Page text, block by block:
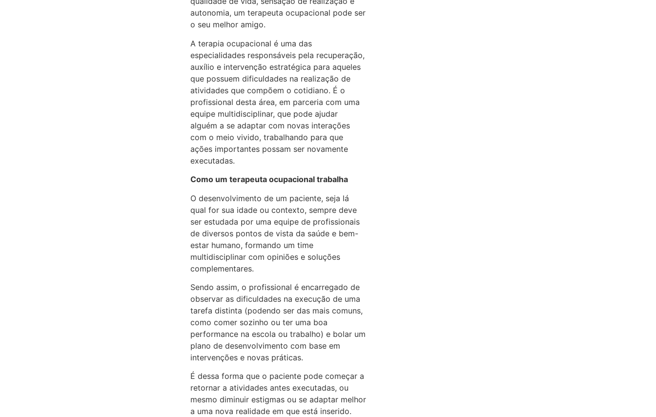
autonomia, um terapeuta ocupacional pode ser
o seu melhor amigo.
A terapia ocupacional é uma das
especialidades responsáveis pela recuperação,
auxílio e intervenção estratégica para aqueles
que possuem dificuldades na realização de
atividades que compõem o cotidiano. É o
profissional desta área, em parceria com uma
equipe multidisciplinar, que pode ajudar
alguém a se adaptar com novas interações
com o meio vivido, trabalhando para que
ações importantes possam ser novamente
executadas.
Como um terapeuta ocupacional trabalha
O desenvolvimento de um paciente, seja lá
qual for sua idade ou contexto, sempre deve
ser estudada por uma equipe de profissionais
de diversos pontos de vista da saúde e bem-
estar humano, formando um time
multidisciplinar com opiniões e soluções
complementares.
Sendo assim, o profissional é encarregado de
observar as dificuldades na execução de uma
tarefa distinta (podendo ser das mais comuns,
como comer sozinho ou ter uma boa
performance na escola ou trabalho) e bolar um
plano de desenvolvimento com base em
intervenções e novas práticas.
É dessa forma que o paciente pode começar a
retornar a atividades antes executadas, ou
mesmo diminuir estigmas ou se adaptar melhor
a uma nova realidade em que está inserido.